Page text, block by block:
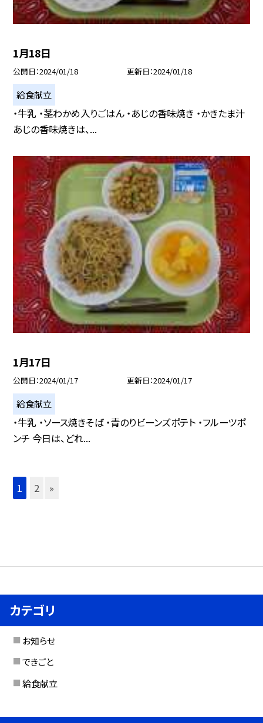
1月18日
公開日 2024/01/18 更新日 2024/01/18
給食献立
・牛乳 ・茎わかめ入りごはん ・あじの香味焼き ・かきたま汁
あじの香味焼きは、...
1月17日
公開日 2024/01/17 更新日 2024/01/17
給食献立
・牛乳 ・ソース焼きそば ・青のりビーンズポテト ・フルーツポ
ンチ 今日は、どれ...
1 2 »
カテゴリ
お知らせ
できごと
給食献立